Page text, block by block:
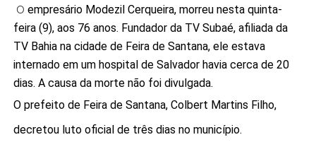
O empresário Modezil Cerqueira, morreu nesta quinta-
feira (9), aos 76 anos. Fundador da TV Subaé, afiliada da
TV Bahia na cidade de Feira de Santana, ele estava
internado em um hospital de Salvador havia cerca de 20
dias. A causa da morte não foi divulgada.
O prefeito de Feira de Santana, Colbert Martins Filho,
decretou luto oficial de três dias no município.